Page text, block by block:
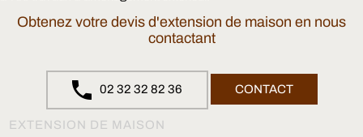
Obtenez votre devis d'extension de maison en nous
contactant
02 32 32 82 36 CONTACT
EXTENSION DE MAISON